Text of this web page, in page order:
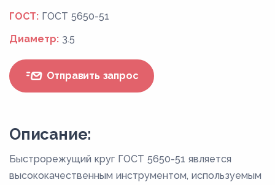
ГОСТ: ГОСТ 5650-51
Диаметр: 3.5
Отправить запрос
Описание:
Быстрорежущий круг ГОСТ 5650-51 является
высококачественным инструментом, используемым